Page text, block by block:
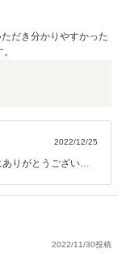
だき分かりやすかった
2022/12/25
りがとうございま
にご連絡くださいま
2022/11/30投稿